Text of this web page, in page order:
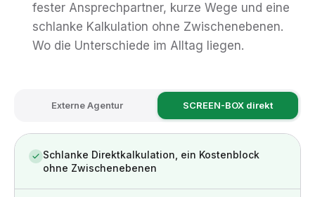
fester Ansprechpartner, kurze Wege und eine
schlanke Kalkulation ohne Zwischenebenen.
Wo die Unterschiede im Alltag liegen.
Externe Agentur SCREEN-BOX direkt
Schlanke Direktkalkulation, ein Kostenblock
ohne Zwischenebenen